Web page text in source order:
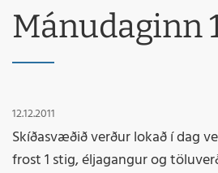
Mánudaginn
12.12.2011
Skíðasvæðið verður lokað í dag
frost 1 stig, éljagangur og